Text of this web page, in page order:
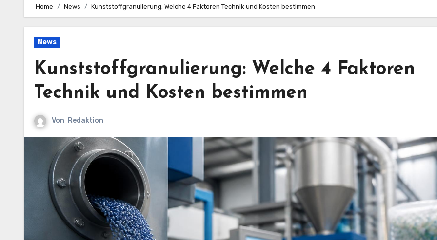
Home News Kunststoffgranulierung: Welche 4 Faktoren Technik und Kosten bestimmen
News
Kunststoffgranulierung: Welche 4 Faktoren
Technik und Kosten bestimmen
Von Redaktion